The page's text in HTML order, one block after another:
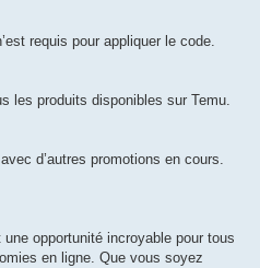
requis pour appliquer le code.
les produits disponibles sur Temu.
d’autres promotions en cours.
opportunité incroyable pour tous
en ligne. Que vous soyez